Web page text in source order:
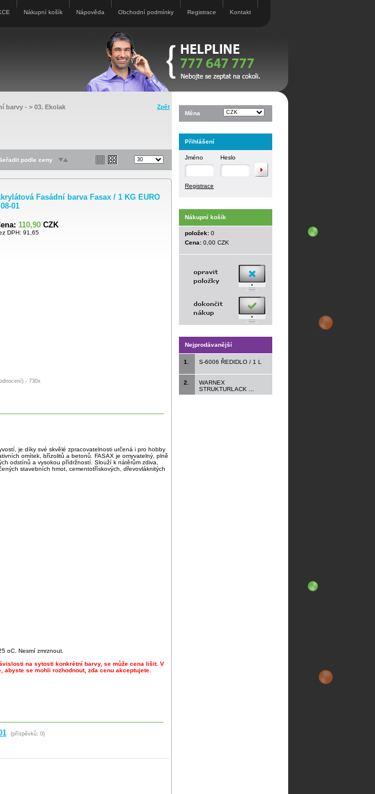
Nákupní košík Nápověda Obchodní podmínky Registrace Kontakt
barvy - > 03. Ekolak Zpět
podle ceny
Fasádní barva Fasax / 1 KG EURO
01
110,90 CZK
DPH: 91,65
- 730x
je díky své skvělé zpracovatelnosti určená i pro hobby
omítek, břízolitů a betonů. FASAX je omyvatelný, plně
odstínů a vysokou přídržností. Slouží k nátěrům zdiva,
stavebních hmot, cementotřískových, dřevovláknitých
oC. Nesmí zmrznout.
na sytosti konkrétní barvy, se může cena lišit. V
se mohli rozhodnout, zda cenu akceptujete.
(příspěvků: 0)
Měna
Přihlášení
Jméno Heslo
Registrace
Nákupní košík
položek: 0
Cena: 0,00 CZK
Nejprodávanější
1. S-6006 ŘEDIDLO / 1 L
2.
WARNEX
STRUKTURLACK ...